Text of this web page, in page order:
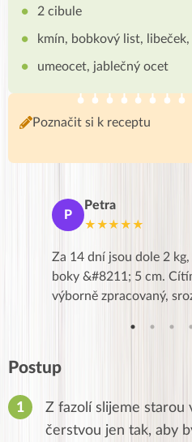
2 cibule
kmín, bobkový list,
umeocet, jablečný ocet
Poznačit si k receptu
P
Petra
★★★★★
Za 14 dní jsou dole 2
boky &#8211; 5 cm.
výborně zpracovaný,
Postup
Z fazolí slijeme starou
čerstvou jen tak, aby